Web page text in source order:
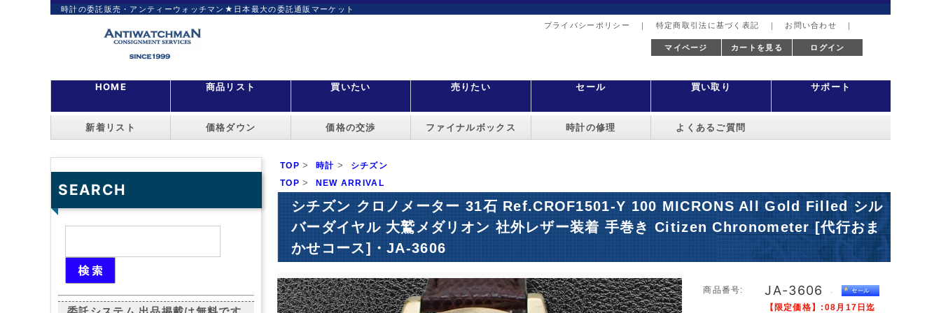
時計の委託販売・アンティーウォッチマン★日本最大の委託通販マーケット
プライバシーポリシー
｜ 特定商取引法に基づく表記 ｜ お問い合わせ ｜
ログイン
カートを見る
マイページ
HOME 商品リスト 買いたい 売りたい セール 買い取り サポート
新着リスト 価格ダウン 価格の交渉 ファイナルボックス 時計の修理 よくあるご質問
TOP > 時計 >
シチズン
TOP > NEW ARRIVAL
シチズン クロノメーター 31石 Ref.CROF1501-Y 100 MICRONS All Gold Filled シル
バーダイヤル 大鷲メダリオン 社外レザー装着 手巻き Citizen Chronometer [代行おま
かせコース]・JA-3606
商品番号: JA-3606 ･
【限定価格】:08月17日迄
SEARCH